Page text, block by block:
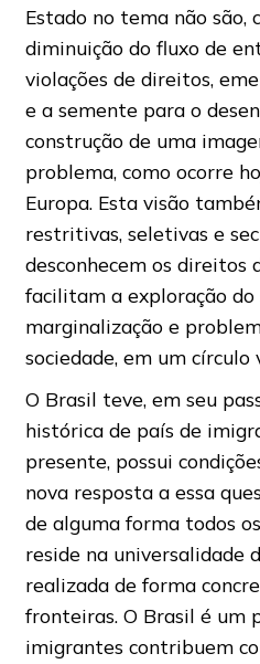
Estado no tema não são,
diminuição do fluxo de
violações de direitos,
e a semente para o
construção de uma
problema, como ocorre
Europa. Esta visão
restritivas, seletivas e
desconhecem os direitos
facilitam a exploração
marginalização e
sociedade, em um círculo
O Brasil teve, em seu
histórica de país de
presente, possui
nova resposta a essa
de alguma forma todos
reside na universalidade
realizada de forma
fronteiras. O Brasil é um
imigrantes contribuem